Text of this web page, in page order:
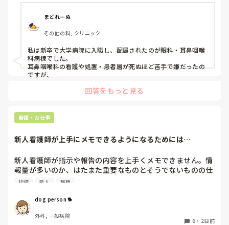
まどれーぬ
その他の科, クリニック
私は新卒で大学病院に入職し、配属されたのが眼科・耳鼻咽喉
科病棟でした。
耳鼻咽喉科の看護や処置・患者層が死ぬほど苦手で嫌だったの
ですが、
棟に居続けることは不可能なので、
異動の声がかかる前に眼科クリニックに転職しました。
至る、という感じです。
回答をもっと見る
看護・お仕事
新人看護師が上手にメモできるようになるためには…
新人看護師が指示や報告の内容を上手くメモできません。情
報量が多いのか、はたまた重要なものとそうでないものの仕
分けができないのか…  肝心な事柄を逃してしまいます。何
示・報告するよう皆で努力しています。
指導 新人 病棟
dog person 🐕
外科, 一般病院
6 ・ 2日前